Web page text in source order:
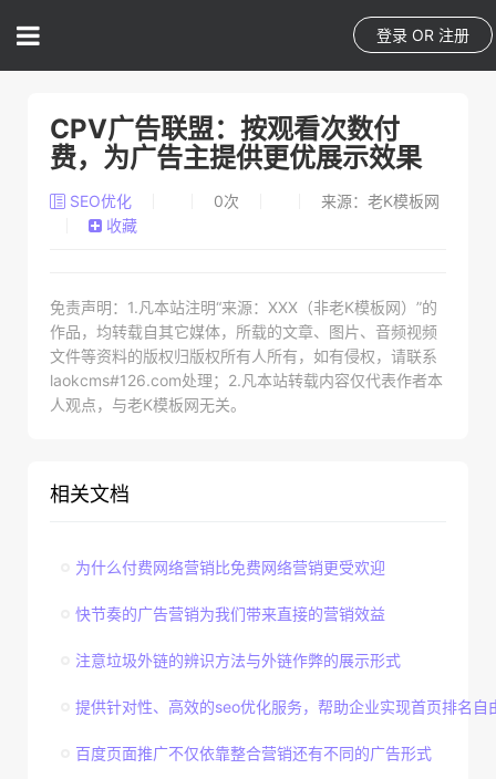
登录 OR 注册
CPV广告联盟：按观看次数付
费，为广告主提供更优展示效果
SEO优化 0次
来源：老K模板网
收藏
免责声明：1.凡本站注明“来源：XXX（非老K模板网）”的
作品，均转载自其它媒体，所载的文章、图片、音频视频
文件等资料的版权归版权所有人所有，如有侵权，请联系
laokcms#126.com处理；2.凡本站转载内容仅代表作者本
人观点，与老K模板网无关。
相关文档
为什么付费网络营销比免费网络营销更受欢迎
快节奏的广告营销为我们带来直接的营销效益
注意垃圾外链的辨识方法与外链作弊的展示形式
提供针对性、高效的seo优化服务，帮助企业实现首页排名自
百度页面推广不仅依靠整合营销还有不同的广告形式